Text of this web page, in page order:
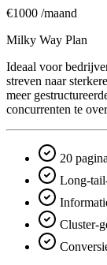
€1000 /maand
Milky Way Plan
Ideaal voor
streven naar
meer
concurrenten te
20
Long-
Cluster-